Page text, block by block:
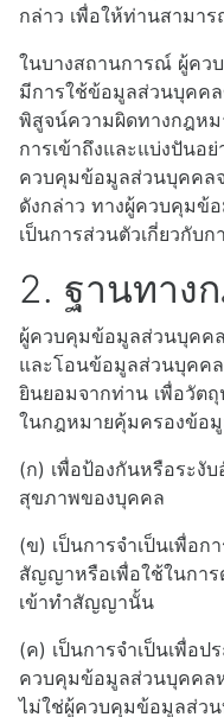
กล่าว เพื่อให้ท่านสามา
ในบางสถานการณ์ ผู้คว
มีการใช้ข้อมูลส่วนบุคค
พิสูจน์ความผิดทางกฎห
การเข้าถึงและแบ่งปันอ
ควบคุมข้อมูลส่วนบุคคล
ดังกล่าว ทางผู้ควบคุมข้
เป็นการส่วนตัวเกี่ยวกับ
2. ฐานทาง
ผู้ควบคุมข้อมูลส่วนบุคคล
และโอนข้อมูลส่วนบุคคล
ยินยอมจากท่าน เพื่อวัต
ในกฎหมายคุ้มครองข้อ
(ก) เพื่อป้องกันหรือระงั
สุขภาพของบุคคล
(ข) เป็นการจำเป็นเพื่อ
สัญญาหรือเพื่อใช้ในกา
เข้าทำสัญญานั้น
(ค) เป็นการจำเป็นเพื่อ
ควบคุมข้อมูลส่วนบุคคล
ไม่ใช่ผู้ควบคุมข้อมูลส่ว